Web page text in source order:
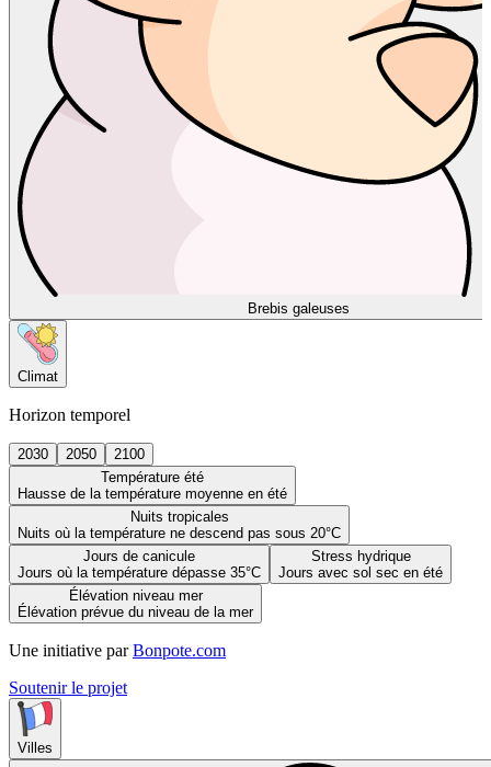
Brebis galeuses
Climat
Horizon temporel
2030 2050
2100
Température été
Hausse de la température moyenne en été
Nuits tropicales
Nuits où la température ne descend pas sous 20°C
Jours de canicule
Jours où la température dépasse 35°C
Stress hydrique
Jours avec sol sec en été
Élévation niveau mer
Élévation prévue du niveau de la mer
Une initiative par Bonpote.com
Soutenir le projet
Villes